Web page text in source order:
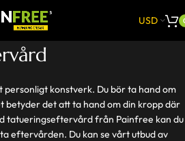
USD
konstverk. Du bör ta hand om
betyder det att ta hand om din kropp där
tatueringseftervård från Painfree kan du
eftervården. Du kan se vårt utbud av